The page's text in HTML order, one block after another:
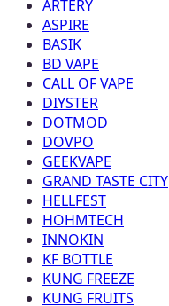
ARTERY
ASPIRE
BASIK
BD VAPE
CALL OF VAPE
DIYSTER
DOTMOD
DOVPO
GEEKVAPE
GRAND TASTE CITY
HELLFEST
HOHMTECH
INNOKIN
KF BOTTLE
KUNG FREEZE
KUNG FRUITS